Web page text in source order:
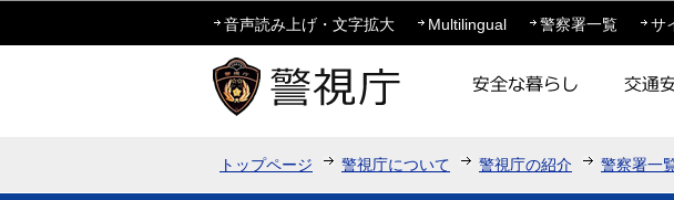
こ
音声読み上げ・文字拡大 Multilingual 警察署一覧 サ
トップページ 警視庁について 警視庁の紹介 警察署一